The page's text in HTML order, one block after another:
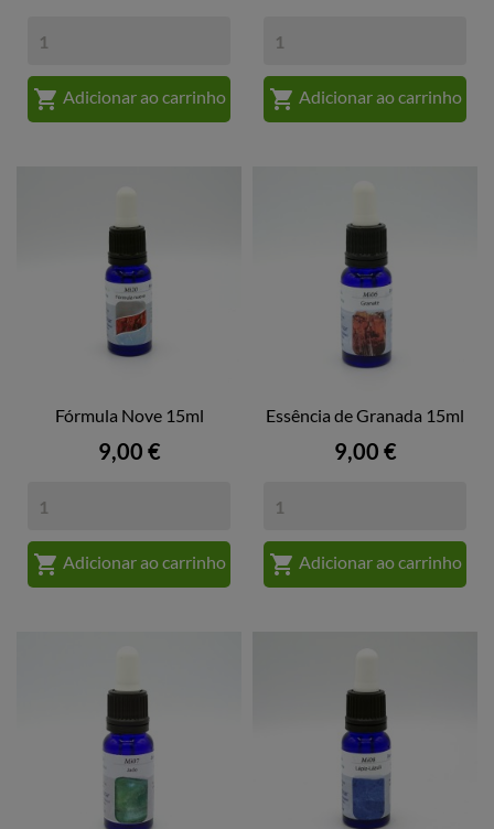
 Adicionar ao carrinho  Adicionar ao carrinho
Fórmula Nove 15ml
Preço
9,00 €
 Adicionar ao carrinho
Essência de Granada 15ml
Preço
9,00 €
 Adicionar ao carrinho